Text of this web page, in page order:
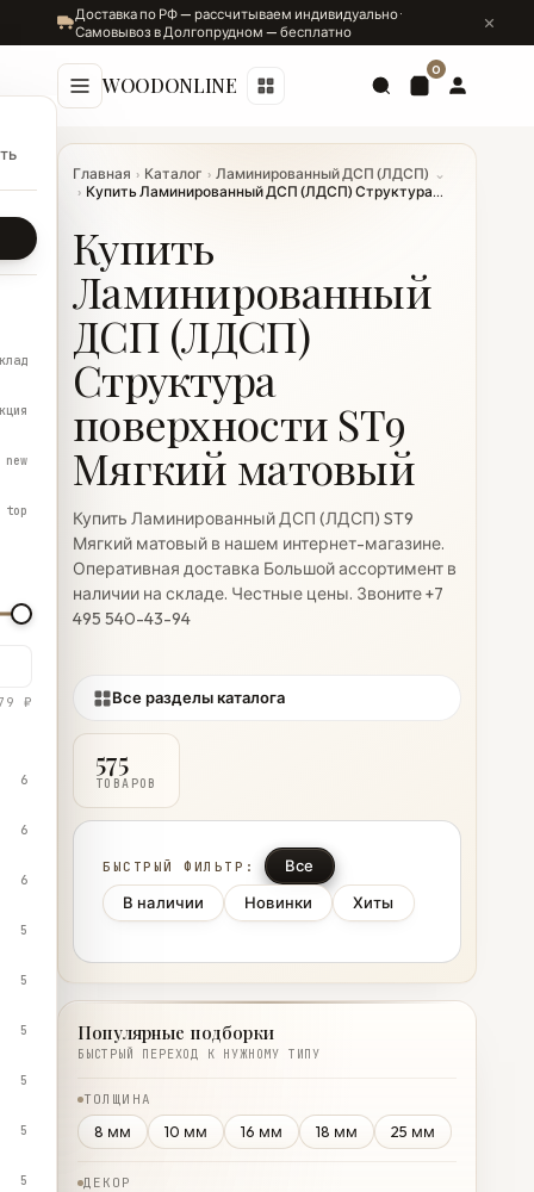
Доставка по РФ — рассчитываем индивидуально ·
Самовывоз в Долгопрудном — бесплатно
WOODONLINE
0
Главная › Каталог › Ламинированный ДСП (ЛДСП) ⌄
› Купить Ламинированный ДСП (ЛДСП) Структура...
Купить
Ламинированный
ДСП (ЛДСП)
Структура
поверхности ST9
Мягкий матовый
Купить Ламинированный ДСП (ЛДСП) ST9
Мягкий матовый в нашем интернет-магазине.
Оперативная доставка Большой ассортимент в
наличии на складе. Честные цены. Звоните +7
495 540-43-94
Все разделы каталога
575
ТОВАРОВ
БЫСТРЫЙ ФИЛЬТР:
Все
В наличии
Новинки Хиты
new
top
₽
6
6
6
5
5
5
5
5
5
Популярные подборки
БЫСТРЫЙ ПЕРЕХОД К НУЖНОМУ ТИПУ
ТОЛЩИНА
8 мм 10 мм 16 мм 18 мм 25 мм
ДЕКОР